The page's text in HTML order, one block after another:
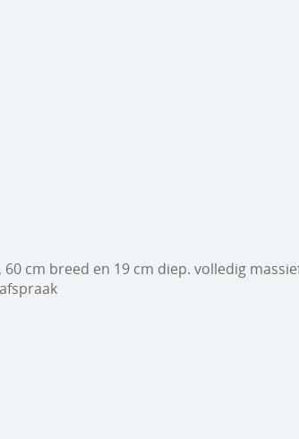
cm breed en 19 cm diep. volledig